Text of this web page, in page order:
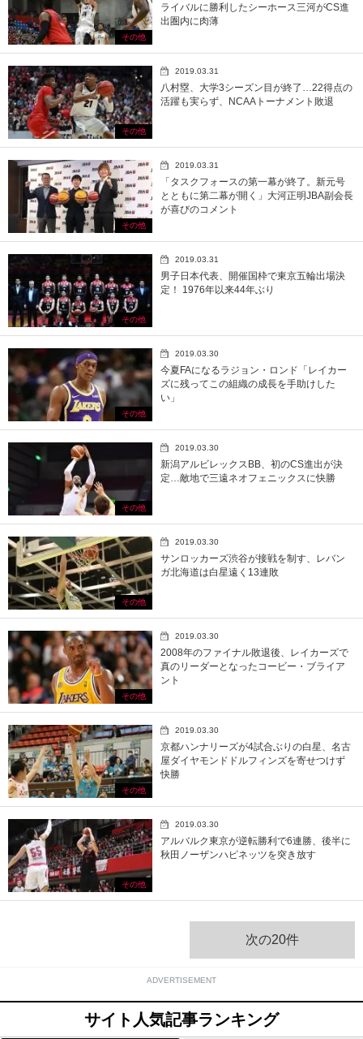
その他
ライバルに勝利したシーホース三河がCS進
出圏内に肉薄
その他
2019.03.31
八村塁、大学3シーズン目が終了…22得点の
活躍も実らず、NCAAトーナメント敗退
その他
2019.03.31
「タスクフォースの第一幕が終了。新元号
とともに第二幕が開く」大河正明JBA副会長
が喜びのコメント
その他
2019.03.31
男子日本代表、開催国枠で東京五輪出場決
定！ 1976年以来44年ぶり
その他
2019.03.30
今夏FAになるラジョン・ロンド「レイカー
ズに残ってこの組織の成長を手助けした
い」
その他
2019.03.30
新潟アルビレックスBB、初のCS進出が決
定…敵地で三遠ネオフェニックスに快勝
その他
2019.03.30
サンロッカーズ渋谷が接戦を制す、レバン
ガ北海道は白星遠く13連敗
その他
2019.03.30
2008年のファイナル敗退後、レイカーズで
真のリーダーとなったコービー・ブライア
ント
その他
2019.03.30
京都ハンナリーズが4試合ぶりの白星、名古
屋ダイヤモンドドルフィンズを寄せつけず
快勝
その他
2019.03.30
アルバルク東京が逆転勝利で6連勝、後半に
秋田ノーザンハピネッツを突き放す
次の20件
ADVERTISEMENT
サイト人気記事ランキング